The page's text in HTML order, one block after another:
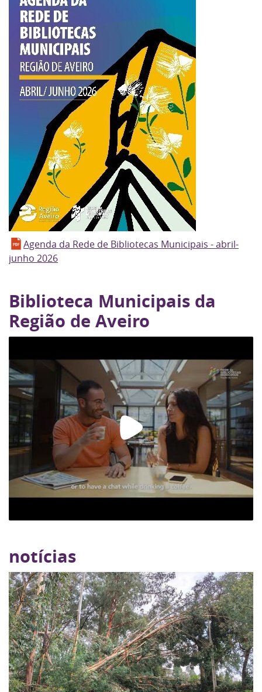
Agenda da Rede de Bibliotecas Municipais - abril-
junho 2026
Biblioteca Municipais da
Região de Aveiro
notícias